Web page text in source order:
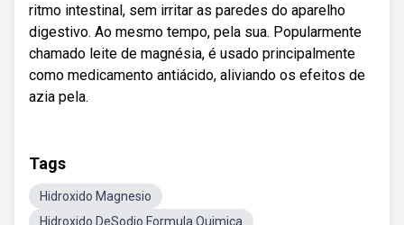
ritmo intestinal, sem irritar as paredes do aparelho
digestivo. Ao mesmo tempo, pela sua. Popularmente
chamado leite de magnésia, é usado principalmente
como medicamento antiácido, aliviando os efeitos de
azia pela.
Tags
Hidroxido Magnesio
Hidroxido DeSodio Formula Quimica